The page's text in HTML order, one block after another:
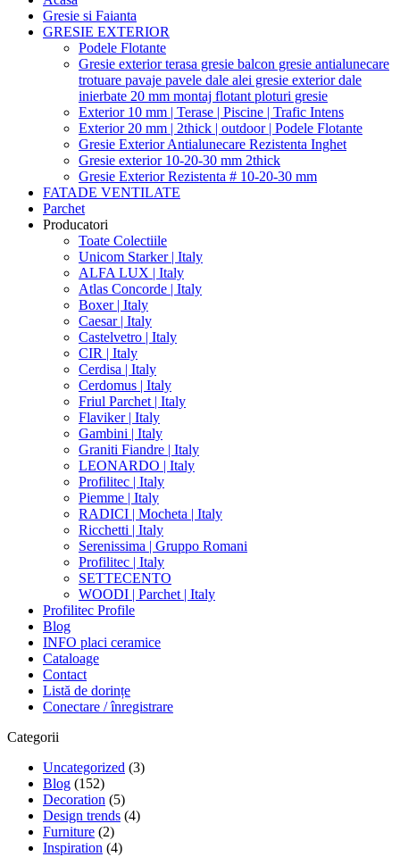
Gresie si Faianta
GRESIE EXTERIOR
Podele Flotante
Gresie exterior terasa gresie balcon gresie antialunecare
trotuare pavaje pavele dale alei gresie exterior dale
inierbate 20 mm montaj flotant ploturi gresie
Exterior 10 mm | Terase | Piscine | Trafic Intens
Exterior 20 mm | 2thick | outdoor | Podele Flotante
Gresie Exterior Antialunecare Rezistenta Inghet
Gresie exterior 10-20-30 mm 2thick
Gresie Exterior Rezistenta # 10-20-30 mm
FATADE VENTILATE
Parchet
Producatori
Toate Colectiile
Unicom Starker | Italy
ALFA LUX | Italy
Atlas Concorde | Italy
Boxer | Italy
Caesar | Italy
Castelvetro | Italy
CIR | Italy
Cerdisa | Italy
Cerdomus | Italy
Friul Parchet | Italy
Flaviker | Italy
Gambini | Italy
Graniti Fiandre | Italy
LEONARDO | Italy
Profilitec | Italy
Piemme | Italy
RADICI | Mocheta | Italy
Ricchetti | Italy
Serenissima | Gruppo Romani
Profilitec | Italy
SETTECENTO
WOODI | Parchet | Italy
Profilitec Profile
Blog
INFO placi ceramice
Cataloage
Contact
Listă de dorințe
Conectare / înregistrare
Categorii
Uncategorized (3)
Blog (152)
Decoration (5)
Design trends (4)
Furniture (2)
Inspiration (4)